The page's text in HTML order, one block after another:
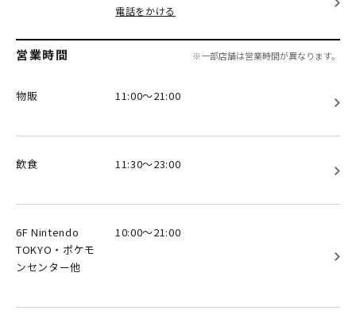
電話をかける
営業時間 ※一部店舗は営業時間が異なります。
物販 11:00～21:00
飲食 11:30～23:00
6F Nintendo
TOKYO・ポケモ
ンセンター他
10:00～21:00